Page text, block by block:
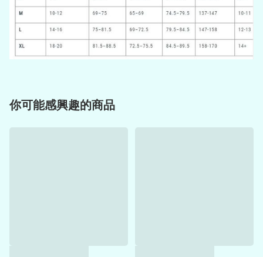
你可能感興趣的商品